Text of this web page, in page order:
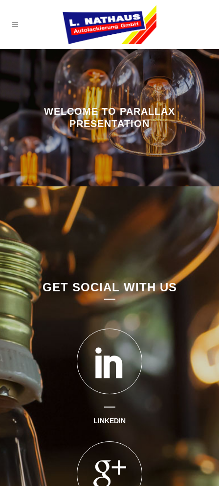
WELCOME TO PARALLAX
PRESENTATION
GET SOCIAL WITH US
LINKEDIN